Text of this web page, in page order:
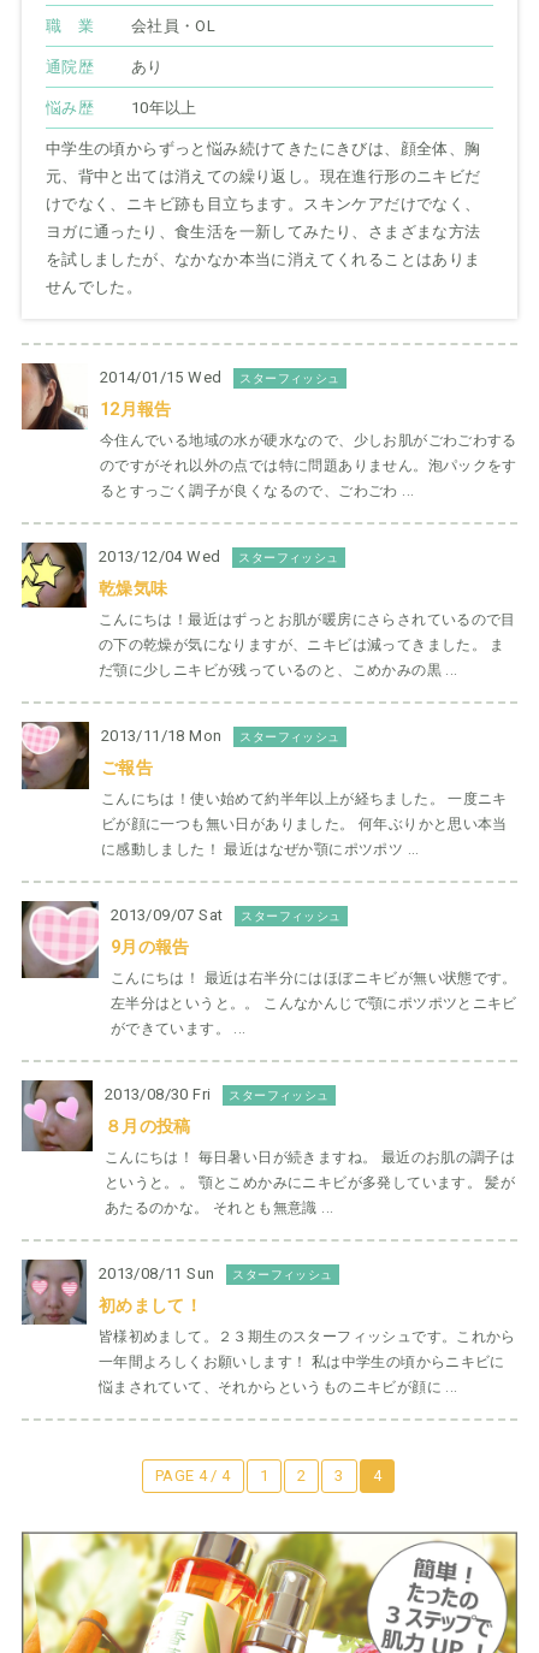
職 業 会社員・OL
通院歴 あり
悩み歴 10年以上
中学生の頃からずっと悩み続けてきたにきびは、顔全体、胸
元、背中と出ては消えての繰り返し。現在進行形のニキビだ
けでなく、ニキビ跡も目立ちます。スキンケアだけでなく、
ヨガに通ったり、食生活を一新してみたり、さまざまな方法
を試しましたが、なかなか本当に消えてくれることはありま
せんでした。
2014/01/15 Wed スターフィッシュ
12月報告
今住んでいる地域の水が硬水なので、少しお肌がごわごわする
のですがそれ以外の点では特に問題ありません。泡パックをす
るとすっごく調子が良くなるので、ごわごわ ...
2013/12/04 Wed スターフィッシュ
乾燥気味
こんにちは！最近はずっとお肌が暖房にさらされているので目
の下の乾燥が気になりますが、ニキビは減ってきました。 ま
だ顎に少しニキビが残っているのと、こめかみの黒 ...
2013/11/18 Mon スターフィッシュ
ご報告
こんにちは！使い始めて約半年以上が経ちました。 一度ニキ
ビが顔に一つも無い日がありました。 何年ぶりかと思い本当
に感動しました！ 最近はなぜか顎にポツポツ ...
2013/09/07 Sat スターフィッシュ
9月の報告
こんにちは！ 最近は右半分にはほぼニキビが無い状態です。
左半分はというと。。 こんなかんじで顎にポツポツとニキビ
ができています。 ...
2013/08/30 Fri スターフィッシュ
８月の投稿
こんにちは！ 毎日暑い日が続きますね。 最近のお肌の調子は
というと。。 顎とこめかみにニキビが多発しています。 髪が
あたるのかな。 それとも無意識 ...
2013/08/11 Sun スターフィッシュ
初めまして！
皆様初めまして。２３期生のスターフィッシュです。これから
一年間よろしくお願いします！ 私は中学生の頃からニキビに
悩まされていて、それからというものニキビが顔に ...
PAGE 4 / 4 1 2 3 4